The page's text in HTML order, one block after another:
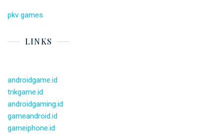
pkv games
LINKS
androidgame.id
trikgame.id
androidgaming.id
gameandroid.id
gameiphone.id